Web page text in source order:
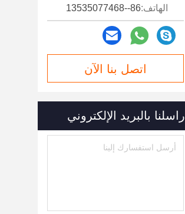
الهاتف:86--13535077468
اتصل بنا الآن
راسلنا بالبريد الإلكتروني